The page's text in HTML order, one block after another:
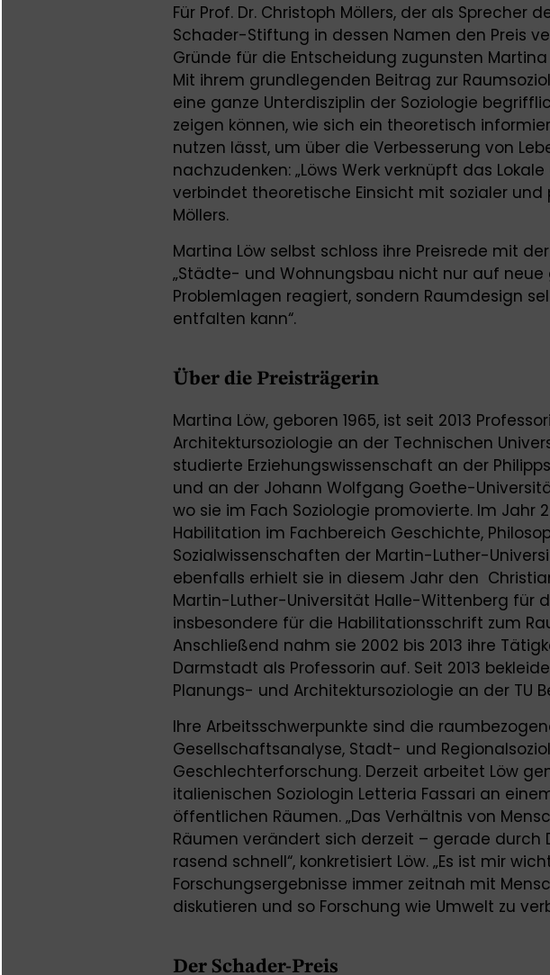
Für Prof. Dr. Christoph Möllers, der als Sprecher
Schader-Stiftung in dessen Namen den Preis
Gründe für die Entscheidung zugunsten Martina
Mit ihrem grundlegenden Beitrag zur
eine ganze Unterdisziplin der Soziologie
zeigen können, wie sich ein theoretisch
nutzen lässt, um über die Verbesserung von
nachzudenken: „Löws Werk verknüpft das
verbindet theoretische Einsicht mit sozialer und
Möllers.
Martina Löw selbst schloss ihre Preisrede mit
„Städte- und Wohnungsbau nicht nur auf
Problemlagen reagiert, sondern Raumdesign
entfalten kann“.
Über die Preisträgerin
Martina Löw, geboren 1965, ist seit 2013
Architektursoziologie an der Technischen
studierte Erziehungswissenschaft an der
und an der Johann Wolfgang Goethe-
wo sie im Fach Soziologie promovierte. Im Jahr
Habilitation im Fachbereich Geschichte,
Sozialwissenschaften der Martin-Luther-
ebenfalls erhielt sie in diesem Jahr den
Martin-Luther-Universität Halle-Wittenberg für
insbesondere für die Habilitationsschrift zum
Anschließend nahm sie 2002 bis 2013 ihre
Darmstadt als Professorin auf. Seit 2013
Planungs- und Architektursoziologie an der TU
Ihre Arbeitsschwerpunkte sind die
Gesellschaftsanalyse, Stadt- und
Geschlechterforschung. Derzeit arbeitet Löw
italienischen Soziologin Letteria Fassari an
öffentlichen Räumen. „Das Verhältnis von
Räumen verändert sich derzeit – gerade durch
rasend schnell“, konkretisiert Löw. „Es ist mir
Forschungsergebnisse immer zeitnah mit
diskutieren und so Forschung wie Umwelt zu
Der Schader-Preis